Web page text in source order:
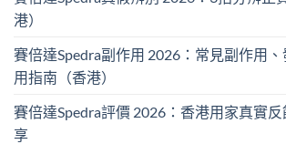
港）
賽倍達Spedra副作用 2026：常見副作用
用指南（香港）
賽倍達Spedra評價 2026：香港用家真實
享